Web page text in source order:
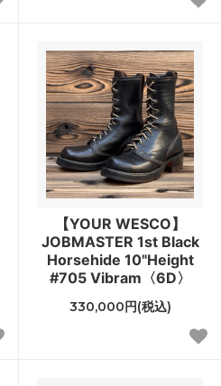
【YOUR WESCO】
JOBMASTER 1st Black
Horsehide 10"Height
#705 Vibram〈6D〉
330,000円(税込)